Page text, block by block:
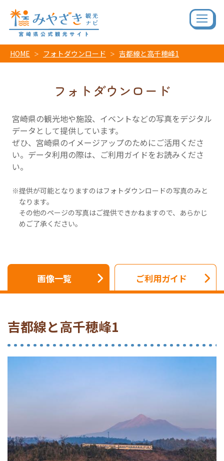
HOME フォトダウンロード 吉都線と高千穂峰1
フォトダウンロード
宮崎県の観光地や施設、イベントなどの写真をデジタル
データとして提供しています。
ぜひ、宮崎県のイメージアップのためにご活用くださ
い。データ利用の際は、ご利用ガイドをお読みくださ
い。
提供が可能となりますのはフォトダウンロードの写真のみと
なります。
その他のページの写真はご提供できかねますので、あらかじ
めご了承ください。
画像一覧 ご利用ガイド
吉都線と高千穂峰1